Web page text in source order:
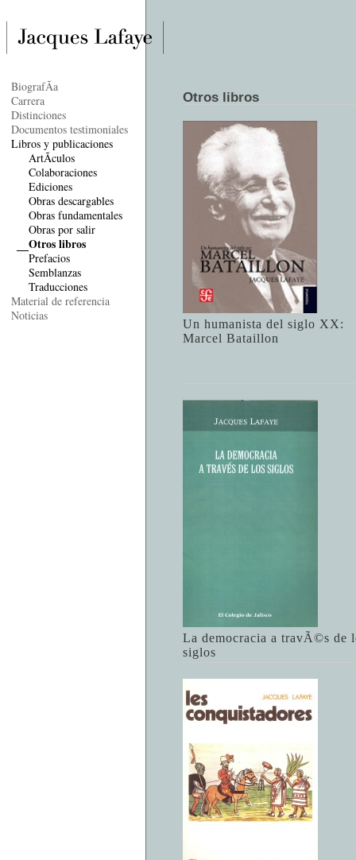
Otros libros
Un humanista del siglo XX:
Marcel Bataillon
La democracia a travÃ©s de
siglos
BiografÃ­a
Carrera
Distinciones
Documentos testimoniales
Libros y publicaciones
ArtÃ­culos
Colaboraciones
Ediciones
Obras descargables
Obras fundamentales
Obras por salir
Otros libros
Prefacios
Semblanzas
Traducciones
Material de referencia
Noticias